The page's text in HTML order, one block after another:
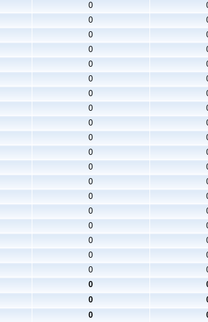
0
0
0
0
0
0
0
0
0
0
0
0
0
0
0
0
0
0
0
0
0
0